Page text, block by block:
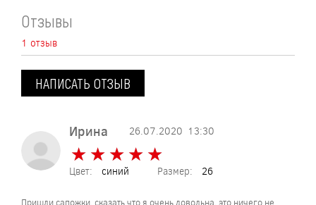
Отзывы
1 отзыв
НАПИСАТЬ ОТЗЫВ
Ирина 26.07.2020 13:30
★ ★ ★ ★ ★
★ ★ ★ ★ ★
Цвет: синий Размер: 26
Пришли сапожки, сказать что я очень довольна, это ничего не